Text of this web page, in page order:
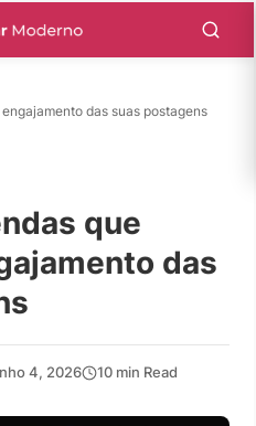
das suas postagens
que
das
4, 2026 10 min Read